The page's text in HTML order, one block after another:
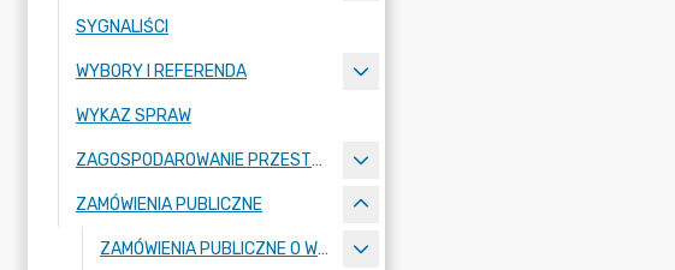
SYGNALIŚCI
WYBORY I REFERENDA
WYKAZ SPRAW
ZAGOSPODAROWANIE PRZESTRZENNE
ZAMÓWIENIA PUBLICZNE
ZAMÓWIENIA PUBLICZNE O WARTOŚCI PONIŻEJ 170000 ZŁ